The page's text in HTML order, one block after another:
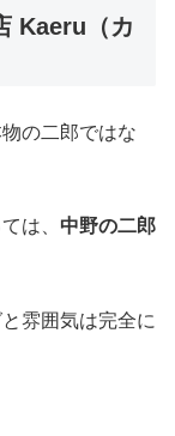
Kaeru（カ
の二郎ではな
は、 中野の二郎
雰囲気は完全に